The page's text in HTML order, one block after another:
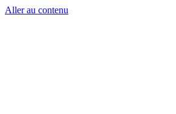
Aller au contenu